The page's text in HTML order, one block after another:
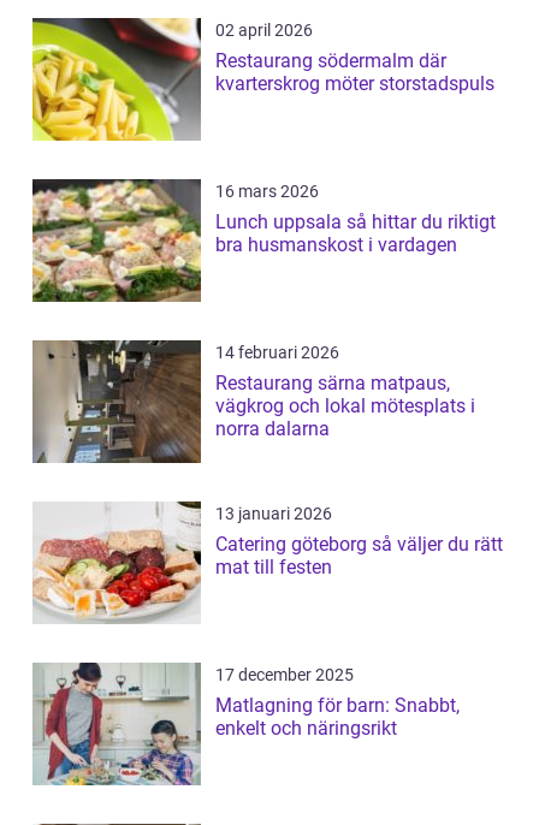
02 april 2026
Restaurang södermalm där
kvarterskrog möter storstadspuls
16 mars 2026
Lunch uppsala så hittar du riktigt
bra husmanskost i vardagen
14 februari 2026
Restaurang särna matpaus,
vägkrog och lokal mötesplats i
norra dalarna
13 januari 2026
Catering göteborg så väljer du rätt
mat till festen
17 december 2025
Matlagning för barn: Snabbt,
enkelt och näringsrikt